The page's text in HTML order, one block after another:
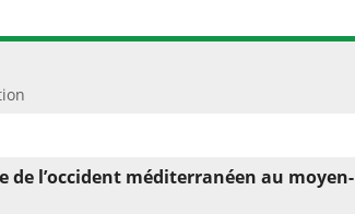
de l’occident méditerranéen au moyen-